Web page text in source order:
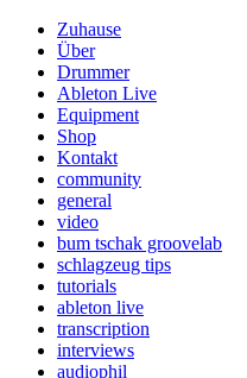
Zuhause
Über
Drummer
Ableton Live
Equipment
Shop
Kontakt
community
general
video
bum tschak groovelab
schlagzeug tips
tutorials
ableton live
transcription
interviews
audiophil